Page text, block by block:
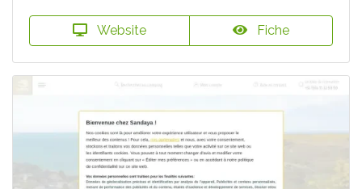
Website Fiche